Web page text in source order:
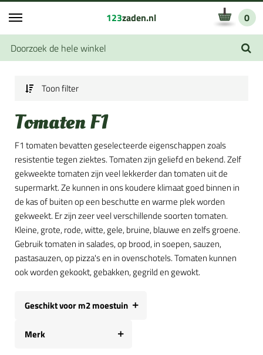
123zaden.nl 0
Toon filter
Tomaten F1
F1 tomaten bevatten geselecteerde eigenschappen zoals
resistentie tegen ziektes. Tomaten zijn geliefd en bekend. Zelf
gekweekte tomaten zijn veel lekkerder dan tomaten uit de
supermarkt. Ze kunnen in ons koudere klimaat goed binnen in
de kas of buiten op een beschutte en warme plek worden
gekweekt. Er zijn zeer veel verschillende soorten tomaten.
Kleine, grote, rode, witte, gele, bruine, blauwe en zelfs groene.
Gebruik tomaten in salades, op brood, in soepen, sauzen,
pastasauzen, op pizza's en in ovenschotels. Tomaten kunnen
ook worden gekookt, gebakken, gegrild en gewokt.
Geschikt voor m2 moestuin
Merk